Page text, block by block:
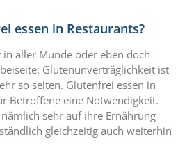
essen in Restaurants?
aller Munde oder eben doch
Glutenunverträglichkeit ist
so selten. Glutenfrei essen in
Betroffene eine Notwendigkeit.
sehr auf ihre Ernährung
gleichzeitig auch weiterhin